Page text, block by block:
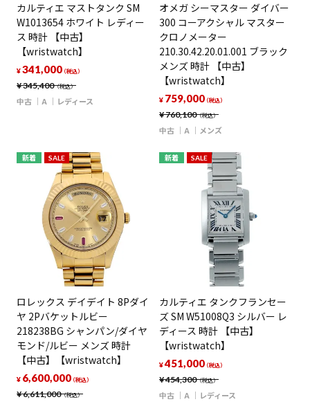
カルティエ マストタンク SM
W1013654 ホワイト レディー
ス 時計 【中古】
【wristwatch】
¥345,400（税込）
¥341,000（税込）
中古 A レディース
オメガ シーマスター ダイバー
300 コーアクシャル マスター
クロノメーター
210.30.42.20.01.001 ブラック
メンズ 時計 【中古】
【wristwatch】
¥760,100（税込）
¥ 759,000（税込）
中古 A メンズ
新着 SALE
ロレックス デイデイト 8Pダイ
ヤ 2Pバケットルビー
218238BG シャンパン/ダイヤ
モンド/ルビー メンズ 時計
【中古】【wristwatch】
¥6,611,000（税込）
¥ 6,600,000（税込）
新着 SALE
カルティエ タンクフランセー
ズ SM W51008Q3 シルバー レ
ディース 時計 【中古】
【wristwatch】
¥454,300（税込）
¥451,000（税込）
中古 A レディース